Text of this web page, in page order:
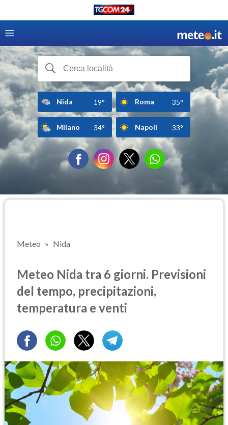
Nida 19° Roma 35°
Milano 34° Napoli 33°
Meteo Nida
Meteo Nida tra 6 giorni. Previsioni
del tempo, precipitazioni,
temperatura e venti